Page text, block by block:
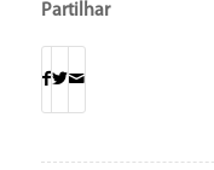
Partilhar